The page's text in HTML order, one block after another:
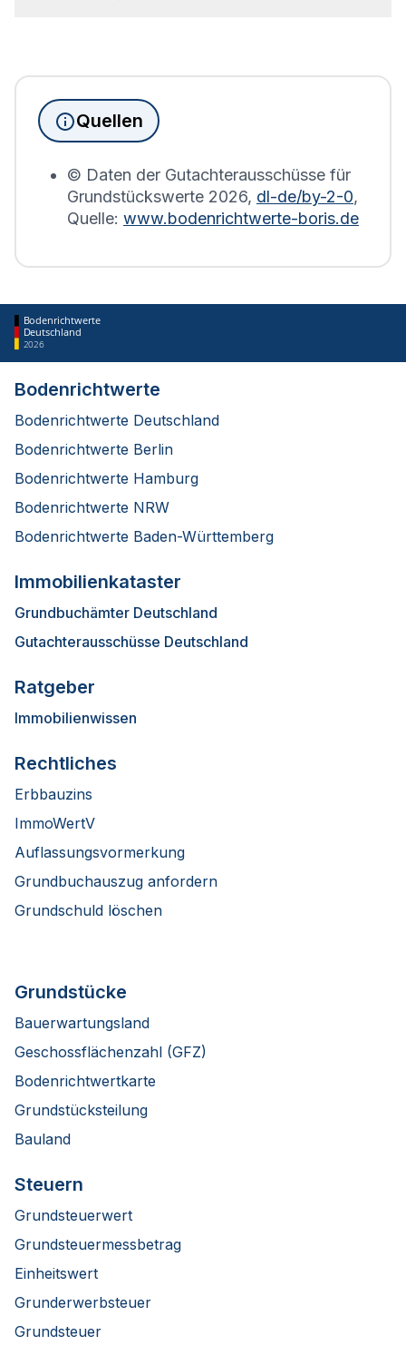
Immobilien, die sich in Schwallungen befinden,
wird die Grundsteuererklärung auf Basis des
Bodenrichtwerts des entsprechenden Jahres
Quellen
© Daten der Gutachterausschüsse für
Grundstückswerte 2026, dl-de/by-2-0,
Quelle: www.bodenrichtwerte-boris.de
Bodenrichtwerte
Deutschland
2026
Bodenrichtwerte
Bodenrichtwerte Deutschland
Bodenrichtwerte Berlin
Bodenrichtwerte Hamburg
Bodenrichtwerte NRW
Bodenrichtwerte Baden-Württemberg
Immobilienkataster
Grundbuchämter Deutschland
Gutachterausschüsse Deutschland
Ratgeber
Immobilienwissen
Rechtliches
Erbbauzins
ImmoWertV
Auflassungsvormerkung
Grundbuchauszug anfordern
Grundschuld löschen
Grundstücke
Bauerwartungsland
Geschossflächenzahl (GFZ)
Bodenrichtwertkarte
Grundstücksteilung
Bauland
Steuern
Grundsteuerwert
Grundsteuermessbetrag
Einheitswert
Grunderwerbsteuer
Grundsteuer